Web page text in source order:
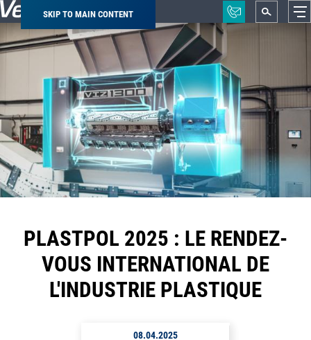
SKIP TO MAIN CONTENT
Breadcrumb
PLASTPOL 2025 : LE RENDEZ-
VOUS INTERNATIONAL DE
L'INDUSTRIE PLASTIQUE
08.04.2025